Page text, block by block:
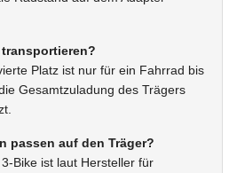
Platz ist nur für ein Fahrrad bis
Gesamtzuladung des Trägers
passen auf den Träger?
Bike ist laut Hersteller für